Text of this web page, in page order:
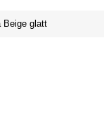
Beige glatt